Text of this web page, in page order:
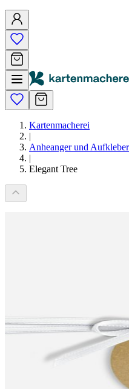
Kartenmacherei
|
Anheanger und Aufkleber
|
Elegant Tree